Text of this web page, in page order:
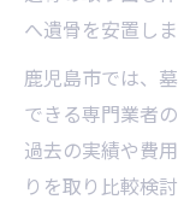
へ遺骨を安置しま
鹿児島市では、
できる専門業者
過去の実績や費
りを取り比較検